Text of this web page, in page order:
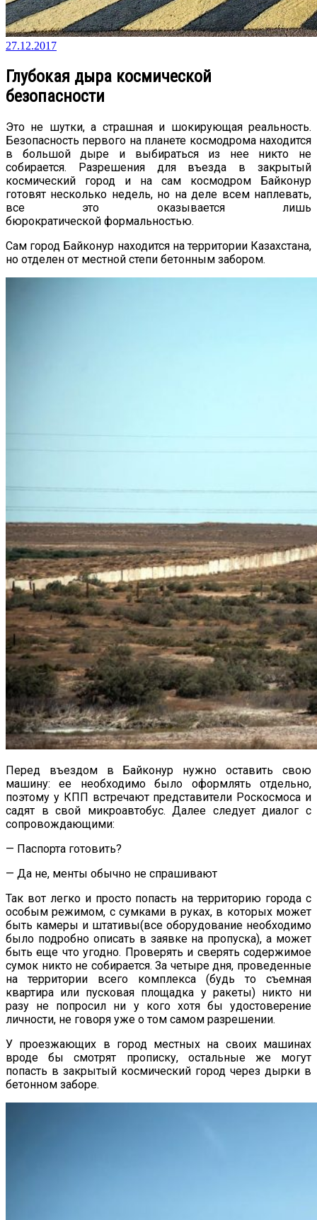
27.12.2017
Глубокая дыра космической
безопасности
Это не шутки, а страшная и шокирующая реальность.
Безопасность первого на планете космодрома находится
в большой дыре и выбираться из нее никто не
собирается. Разрешения для въезда в закрытый
космический город и на сам космодром Байконур
готовят несколько недель, но на деле всем наплевать,
все это оказывается лишь
бюрократической формальностью.
Сам город Байконур находится на территории Казахстана,
но отделен от местной степи бетонным забором.
Перед въездом в Байконур нужно оставить свою
машину: ее необходимо было оформлять отдельно,
поэтому у КПП встречают представители Роскосмоса и
садят в свой микроавтобус. Далее следует диалог с
сопровождающими:
— Паспорта готовить?
— Да не, менты обычно не спрашивают
Так вот легко и просто попасть на территорию города с
особым режимом, с сумками в руках, в которых может
быть камеры и штативы(все оборудование необходимо
было подробно описать в заявке на пропуска), а может
быть еще что угодно. Проверять и сверять содержимое
сумок никто не собирается. За четыре дня, проведенные
на территории всего комплекса (будь то съемная
квартира или пусковая площадка у ракеты) никто ни
разу не попросил ни у кого хотя бы удостоверение
личности, не говоря уже о том самом разрешении.
У проезжающих в город местных на своих машинах
вроде бы смотрят прописку, остальные же могут
попасть в закрытый космический город через дырки в
бетонном заборе.